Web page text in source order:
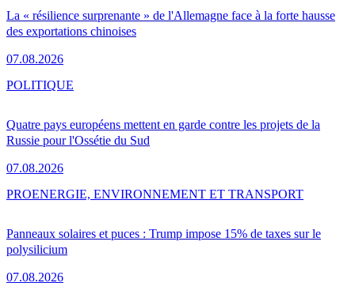
La « résilience surprenante » de l'Allemagne face à la forte hausse
des exportations chinoises
07.08.2026
Quatre pays européens mettent en garde contre les projets de la
Russie pour l'Ossétie du Sud
07.08.2026
POLITIQUE
Panneaux solaires et puces : Trump impose 15% de taxes sur le
polysilicium
07.08.2026
PROENERGIE, ENVIRONNEMENT ET TRANSPORT